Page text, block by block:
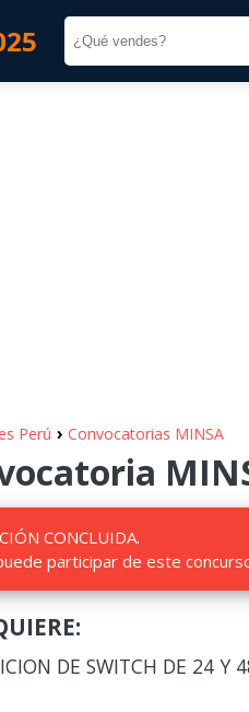
Perú › Convocatorias MINSA
CONCLUIDA.
participar de este
DE SWITCH DE 24 Y